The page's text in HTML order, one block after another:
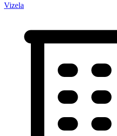
Vizela